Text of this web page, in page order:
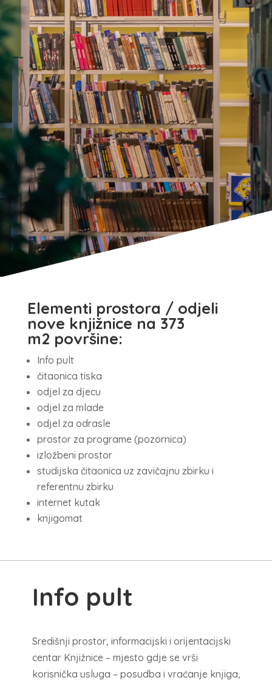
Elementi prostora / odjeli
nove knjižnice na 373
m2 površine:
Info pult
čitaonica tiska
odjel za djecu
odjel za mlade
odjel za odrasle
prostor za programe (pozornica)
izložbeni prostor
studijska čitaonica uz zavičajnu zbirku i
referentnu zbirku
internet kutak
knjigomat
Info pult
Središnji prostor, informacijski i orijentacijski
centar Knjižnice – mjesto gdje se vrši
korisnička usluga – posudba i vraćanje knjiga,